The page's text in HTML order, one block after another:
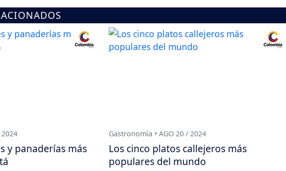
y panaderías más
Gastronomía • AGO 20 / 2024
Los cinco platos callejeros más
populares del mundo